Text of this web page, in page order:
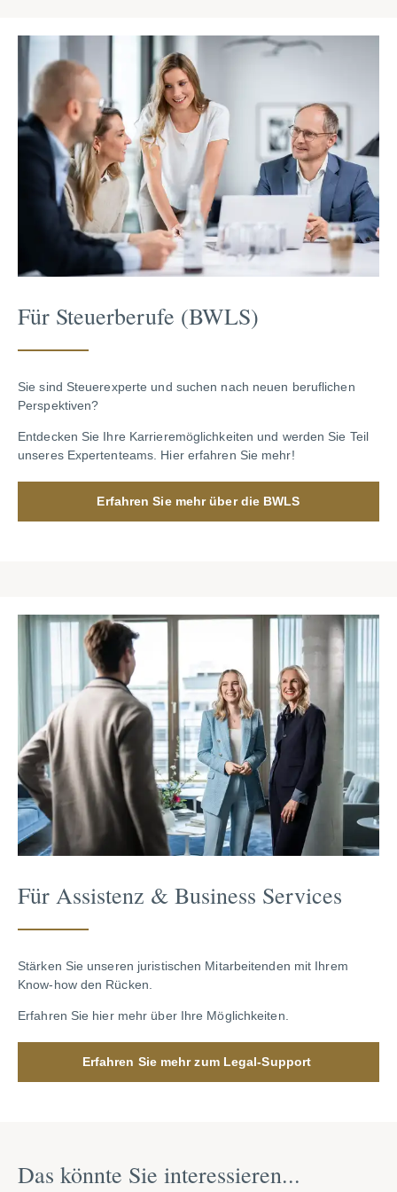
Für Steuerberufe (BWLS)
Sie sind Steuerexperte und suchen nach neuen beruflichen
Perspektiven?
Entdecken Sie Ihre Karrieremöglichkeiten und werden Sie Teil
unseres Expertenteams. Hier erfahren Sie mehr!
Erfahren Sie mehr über die BWLS
Für Assistenz & Business Services
Stärken Sie unseren juristischen Mitarbeitenden mit Ihrem
Know-how den Rücken.
Erfahren Sie hier mehr über Ihre Möglichkeiten.
Erfahren Sie mehr zum Legal-Support
Das könnte Sie interessieren...